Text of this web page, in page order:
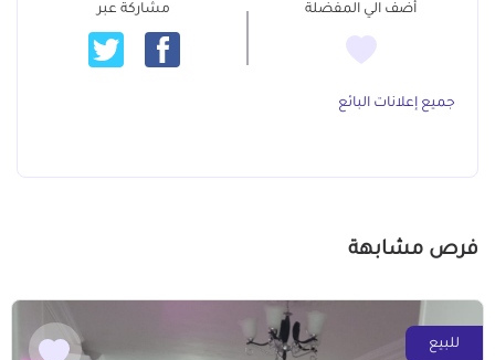
أضف الي المفضلة مشاركة عبر
جميع إعلانات البائع
فرص مشابهة
للبيع